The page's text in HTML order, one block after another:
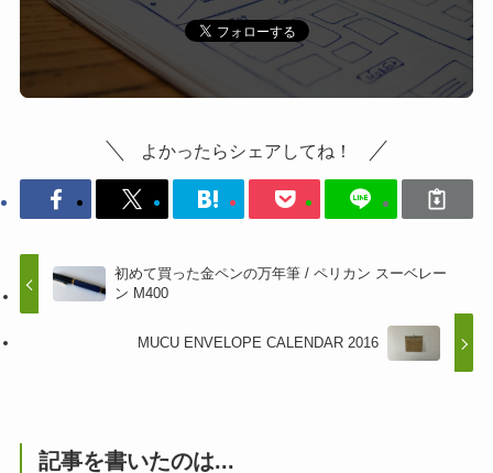
よかったらシェアしてね！
初めて買った金ペンの万年筆 / ペリカン スーベレー
ン M400
MUCU ENVELOPE CALENDAR 2016
記事を書いたのは...